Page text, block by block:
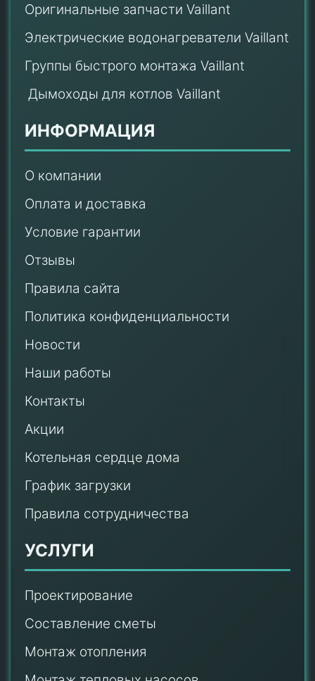
Оригинальные запчасти Vaillant
Электрические водонагреватели Vaillant
Группы быстрого монтажа Vaillant
Дымоходы для котлов Vaillant
ИНФОРМАЦИЯ
О компании
Оплата и доставка
Условие гарантии
Отзывы
Правила сайта
Политика конфиденциальности
Новости
Наши работы
Контакты
Акции
Котельная сердце дома
График загрузки
Правила сотрудничества
УСЛУГИ
Проектирование
Составление сметы
Монтаж отопления